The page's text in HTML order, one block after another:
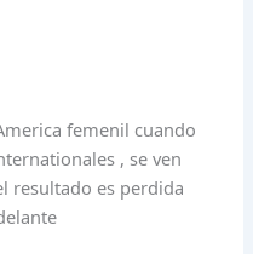
femenil cuando
, se ven
resultado es perdida